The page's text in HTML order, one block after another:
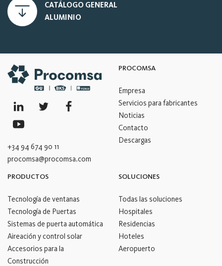
CATÁLOGO GENERAL
ALUMINIO
+34 94 674 90 11
procomsa@procomsa.com
PROCOMSA
Empresa
Servicios para fabricantes
Noticias
Contacto
Descargas
PRODUCTOS
Tecnología de ventanas
Tecnología de Puertas
Sistemas de puerta automática
Aireación y control solar
Accesorios para la
Construcción
SOLUCIONES
Todas las soluciones
Hospitales
Residencias
Hoteles
Aeropuerto